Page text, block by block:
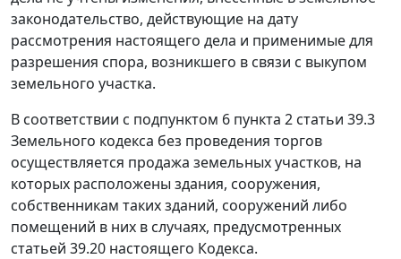
законодательство, действующие на дату
рассмотрения настоящего дела и применимые для
разрешения спора, возникшего в связи с выкупом
земельного участка.
В соответствии с подпунктом 6 пункта 2 статьи 39.3
Земельного кодекса без проведения торгов
осуществляется продажа земельных участков, на
которых расположены здания, сооружения,
собственникам таких зданий, сооружений либо
помещений в них в случаях, предусмотренных
статьей 39.20 настоящего Кодекса.